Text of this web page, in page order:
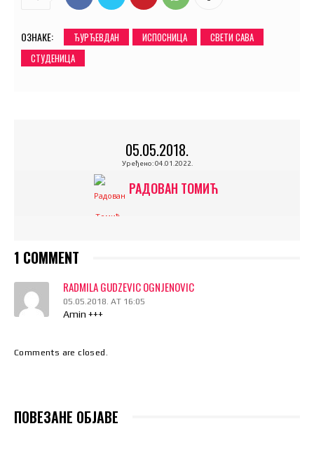
ОЗНАКЕ: ЂУРЂЕВДАН ИСПОСНИЦА
СВЕТИ САВА
СТУДЕНИЦА
05.05.2018.
Уређено: 04.01.2022.
РАДОВАН ТОМИЋ
1 COMMENT
RADMILA GUDZEVIC OGNJENOVIC
05.05.2018. AT 16:05
Amin +++
Comments are closed.
ПОВЕЗАНЕ ОБЈАВЕ